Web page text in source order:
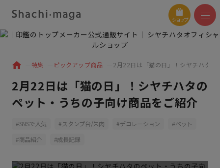
ショップ
特集 ピックアップ商品 2月22日は「猫の日」！シヤチハタ
2月22日は「猫の日」！シヤチハタの
ペット・うちの子向け商品をご紹介
SNSで人気 スタンプ台/朱肉 デコレーション
ペット
商品紹介
成長記録